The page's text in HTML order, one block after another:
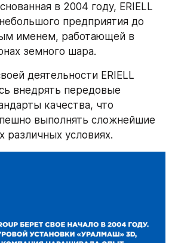
в 2004 году, ERIELL
предприятия до
именем, работающей в
земного шара.
деятельности ERIELL
внедрять передовые
качества, что
выполнять сложнейшие
различных условиях.